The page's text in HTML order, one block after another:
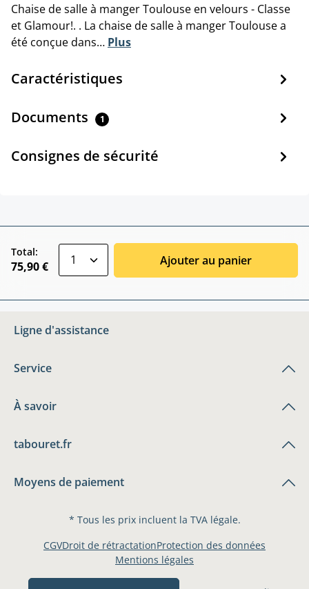
Chaise de salle à manger Toulouse en velours - Classe
et Glamour!. . La chaise de salle à manger Toulouse a
été conçue dans… Plus
Caractéristiques
Documents 1
Consignes de sécurité
Total:
75,90 € Ajouter au panier
Ligne d'assistance
Service
À savoir
tabouret.fr
Moyens de paiement
* Tous les prix incluent la TVA légale.
CGVDroit de rétractationProtection des données
Mentions légales